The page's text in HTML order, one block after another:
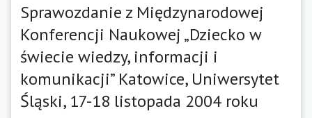
Sprawozdanie z Międzynarodowej
Konferencji Naukowej „Dziecko w
świecie wiedzy, informacji i
komunikacji” Katowice, Uniwersytet
Śląski, 17-18 listopada 2004 roku